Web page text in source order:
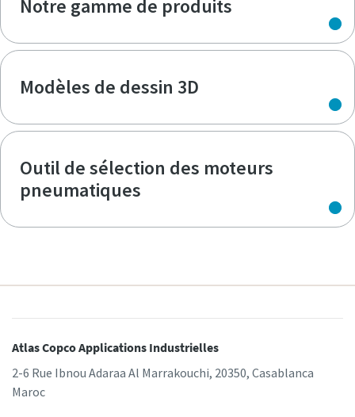
Notre gamme de produits
Modèles de dessin 3D
Outil de sélection des moteurs
pneumatiques
Atlas Copco Applications Industrielles
2-6 Rue Ibnou Adaraa Al Marrakouchi, 20350, Casablanca
Maroc